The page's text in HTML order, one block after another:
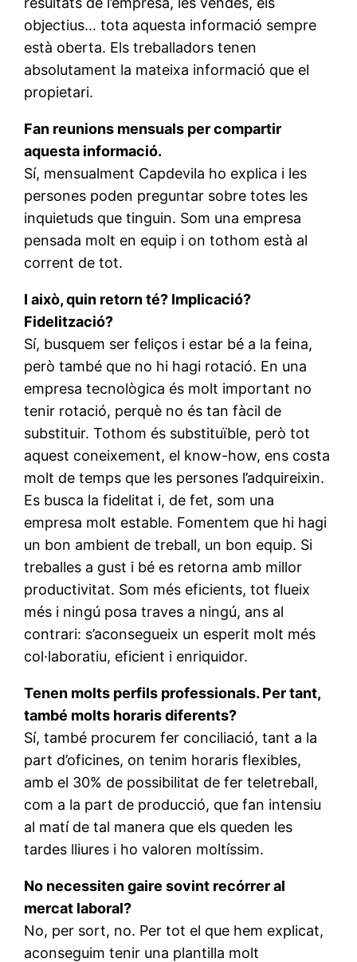
objectius… tota aquesta informació sempre
està oberta. Els treballadors tenen
absolutament la mateixa informació que el
propietari.
Fan reunions mensuals per compartir
aquesta informació.
Sí, mensualment Capdevila ho explica i les
persones poden preguntar sobre totes les
inquietuds que tinguin. Som una empresa
pensada molt en equip i on tothom està al
corrent de tot.
I això, quin retorn té? Implicació?
Fidelització?
Sí, busquem ser feliços i estar bé a la feina,
però també que no hi hagi rotació. En una
empresa tecnològica és molt important no
tenir rotació, perquè no és tan fàcil de
substituir. Tothom és substituïble, però tot
aquest coneixement, el know-how, ens costa
molt de temps que les persones l’adquireixin.
Es busca la fidelitat i, de fet, som una
empresa molt estable. Fomentem que hi hagi
un bon ambient de treball, un bon equip. Si
treballes a gust i bé es retorna amb millor
productivitat. Som més eficients, tot flueix
més i ningú posa traves a ningú, ans al
contrari: s’aconsegueix un esperit molt més
col·laboratiu, eficient i enriquidor.
Tenen molts perfils professionals. Per tant,
també molts horaris diferents?
Sí, també procurem fer conciliació, tant a la
part d’oficines, on tenim horaris flexibles,
amb el 30% de possibilitat de fer teletreball,
com a la part de producció, que fan intensiu
al matí de tal manera que els queden les
tardes lliures i ho valoren moltíssim.
No necessiten gaire sovint recórrer al
mercat laboral?
No, per sort, no. Per tot el que hem explicat,
aconseguim tenir una plantilla molt